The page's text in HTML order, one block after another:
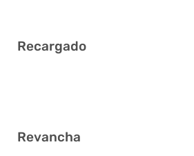
Recargado
Revancha